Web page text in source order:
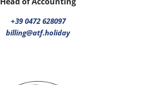
+39 0472 628097
billing@atf.holiday